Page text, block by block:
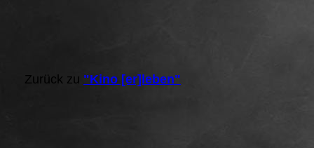
Zurück zu "Kino [er]leben"